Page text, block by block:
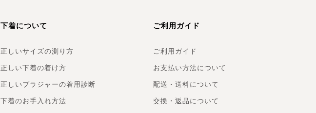
下着について
正しいサイズの測り方
正しい下着の着け方
正しいブラジャーの着用診断
下着のお手入れ方法
ご利用ガイド
ご利用ガイド
お支払い方法について
配送・送料について
交換・返品について